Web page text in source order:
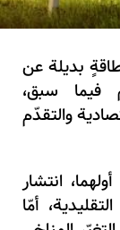
بديلة عن
فيما سبق،
والتقدّم
أولهما، انتشار
، أمّا